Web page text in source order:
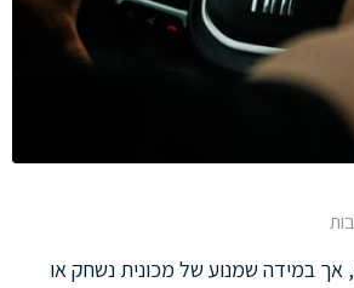
אך במידה שמנוע של מכונית נשחק או